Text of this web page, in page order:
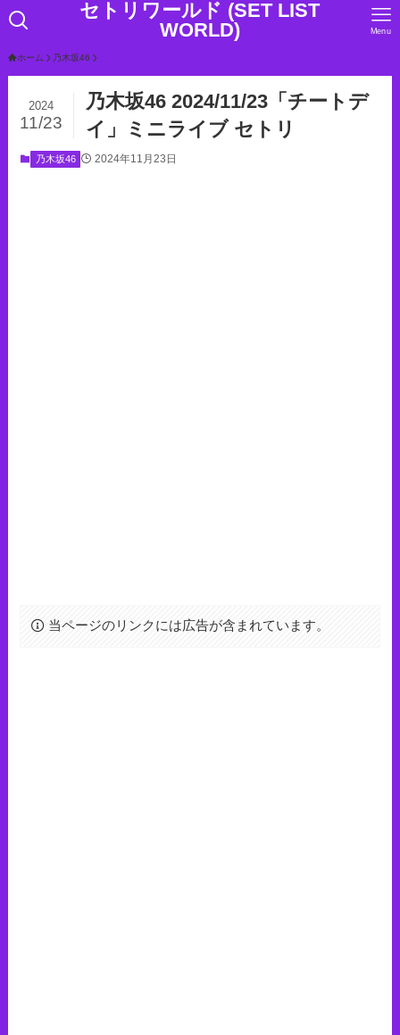
セトリワールド (SET LIST
WORLD)
Menu
ホーム 乃木坂46
乃木坂46 2024/11/23「チートデ
イ」ミニライブ セトリ
2024
11/23
乃木坂46 2024年11月23日
当ページのリンクには広告が含まれています。